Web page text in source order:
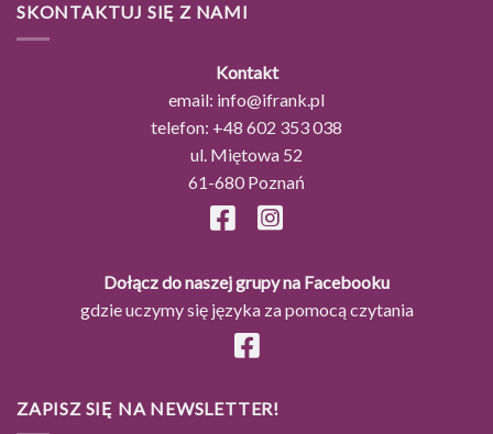
SKONTAKTUJ SIĘ Z NAMI
Kontakt
email: info@ifrank.pl
telefon: +48 602 353 038
ul. Miętowa 52
61-680 Poznań
Dołącz do naszej grupy na Facebooku
gdzie uczymy się języka za pomocą czytania
ZAPISZ SIĘ NA NEWSLETTER!